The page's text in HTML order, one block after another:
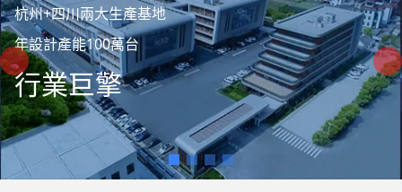
杭州+四川兩大生產基地
年設計產能100萬台
行業巨擎